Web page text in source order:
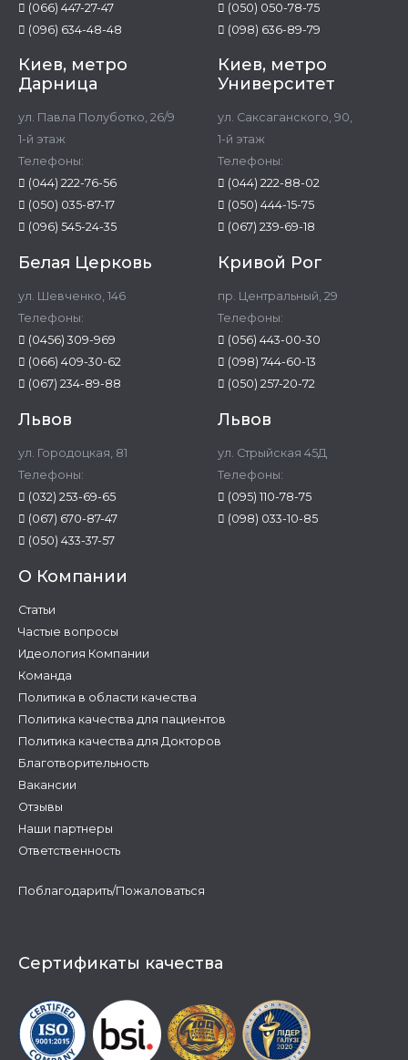
(066) 447-27-47
(096) 634-48-48
(050) 050-78-75
(098) 636-89-79
Киев, метро
Дарница
ул. Павла Полуботко, 26/9
1-й этаж
Телефоны:
(044) 222-76-56
(050) 035-87-17
(096) 545-24-35
Киев, метро
Университет
ул. Саксаганского, 90,
1-й этаж
Телефоны:
(044) 222-88-02
(050) 444-15-75
(067) 239-69-18
Белая Церковь
ул. Шевченко, 146
Телефоны:
(0456) 309-969
(066) 409-30-62
(067) 234-89-88
Кривой Рог
пр. Центральный, 29
Телефоны:
(056) 443-00-30
(098) 744-60-13
(050) 257-20-72
Львов
ул. Городоцкая, 81
Телефоны:
(032) 253-69-65
(067) 670-87-47
(050) 433-37-57
Львов
ул. Стрыйская 45Д
Телефоны:
(095) 110-78-75
(098) 033-10-85
О Компании
Статьи
Частые вопросы
Идеология Компании
Команда
Политика в области качества
Политика качества для пациентов
Политика качества для Докторов
Благотворительность
Вакансии
Отзывы
Наши партнеры
Ответственность
Поблагодарить/Пожаловаться
Сертификаты качества